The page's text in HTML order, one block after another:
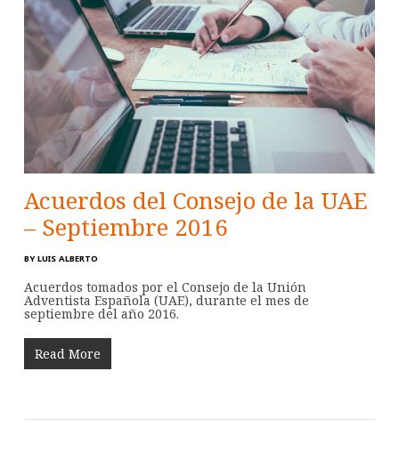
Acuerdos del Consejo de la UAE
– Septiembre 2016
BY LUIS ALBERTO
Acuerdos tomados por el Consejo de la Unión
Adventista Española (UAE), durante el mes de
septiembre del año 2016.
Read More